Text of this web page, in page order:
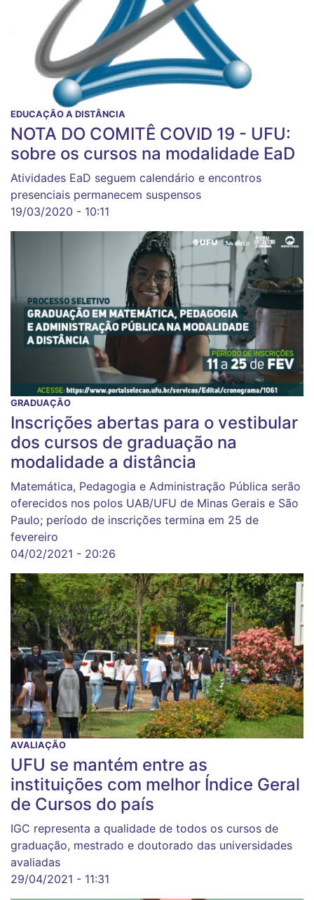
EDUCAÇÃO A DISTÂNCIA
NOTA DO COMITÊ COVID 19 - UFU:
sobre os cursos na modalidade EaD
Atividades EaD seguem calendário e encontros
presenciais permanecem suspensos
19/03/2020 - 10:11
GRADUAÇÃO
Inscrições abertas para o vestibular
dos cursos de graduação na
modalidade a distância
Matemática, Pedagogia e Administração Pública serão
oferecidos nos polos UAB/UFU de Minas Gerais e São
Paulo; período de inscrições termina em 25 de
fevereiro
04/02/2021 - 20:26
AVALIAÇÃO
UFU se mantém entre as
instituições com melhor Índice Geral
de Cursos do país
IGC representa a qualidade de todos os cursos de
graduação, mestrado e doutorado das universidades
avaliadas
29/04/2021 - 11:31